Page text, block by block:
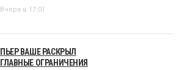
Вчера в 17:01
ПЬЕР ВАШЕ РАСКРЫЛ
ГЛАВНЫЕ ОГРАНИЧЕНИЯ